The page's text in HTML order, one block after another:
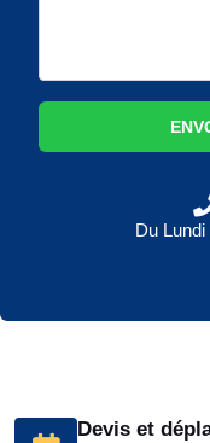
Devis et
Du